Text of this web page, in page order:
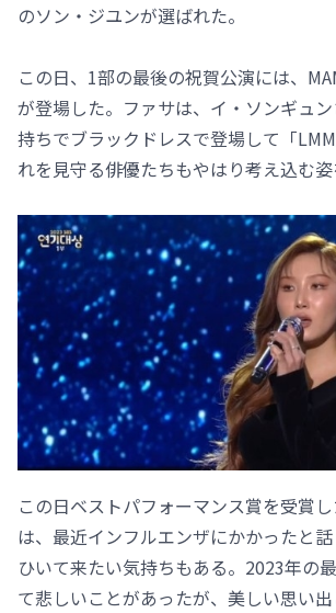
のソン・ジユンが選ばれた。
この日、1部の最後の祝賀公演には、
が登場した。ファサは、イ・ソンギュ
持ちでブラックドレスで登場して「
れを見守る俳優たちもやはり考え込む姿
この日ベストパフォーマンス賞を受賞
は、最近インフルエンザにかかったと
ひいて来たい気持ちもある。2023年の
て悲しいことがあったが、美しい思い